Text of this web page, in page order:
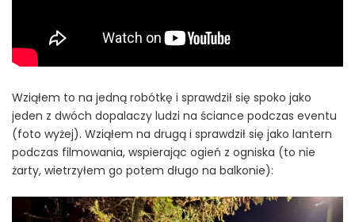
Wziąłem to na jedną robótkę i sprawdził się spoko jako
jeden z dwóch dopalaczy ludzi na ściance podczas eventu
(foto wyżej). Wziąłem na drugą i sprawdził się jako lantern
podczas filmowania, wspierając ogień z ogniska (to nie
żarty, wietrzyłem go potem długo na balkonie):